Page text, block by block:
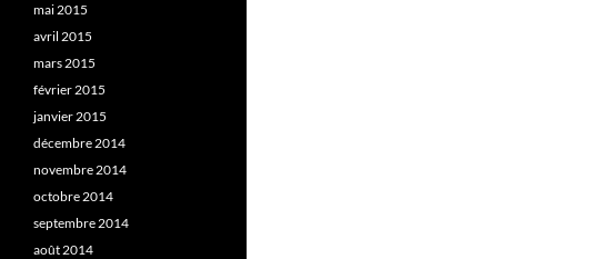
mai 2015
avril 2015
mars 2015
février 2015
janvier 2015
décembre 2014
novembre 2014
octobre 2014
septembre 2014
août 2014